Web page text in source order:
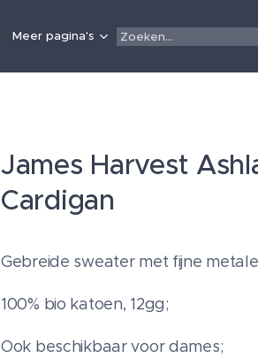
Meer pagina's
James Harvest
Cardigan
Gebreide sweater met fijne
100% bio katoen, 12gg;
Ook beschikbaar voor dames;